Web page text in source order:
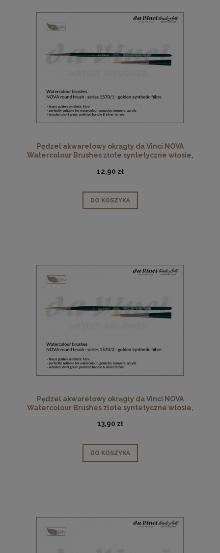
Pędzel akwarelowy okrągły da Vinci NOVA
Watercolour Brushes złote syntetyczne włosie,
12,90 zł
DO KOSZYKA
Pędzel akwarelowy okrągły da Vinci NOVA
Watercolour Brushes złote syntetyczne włosie,
13,90 zł
DO KOSZYKA